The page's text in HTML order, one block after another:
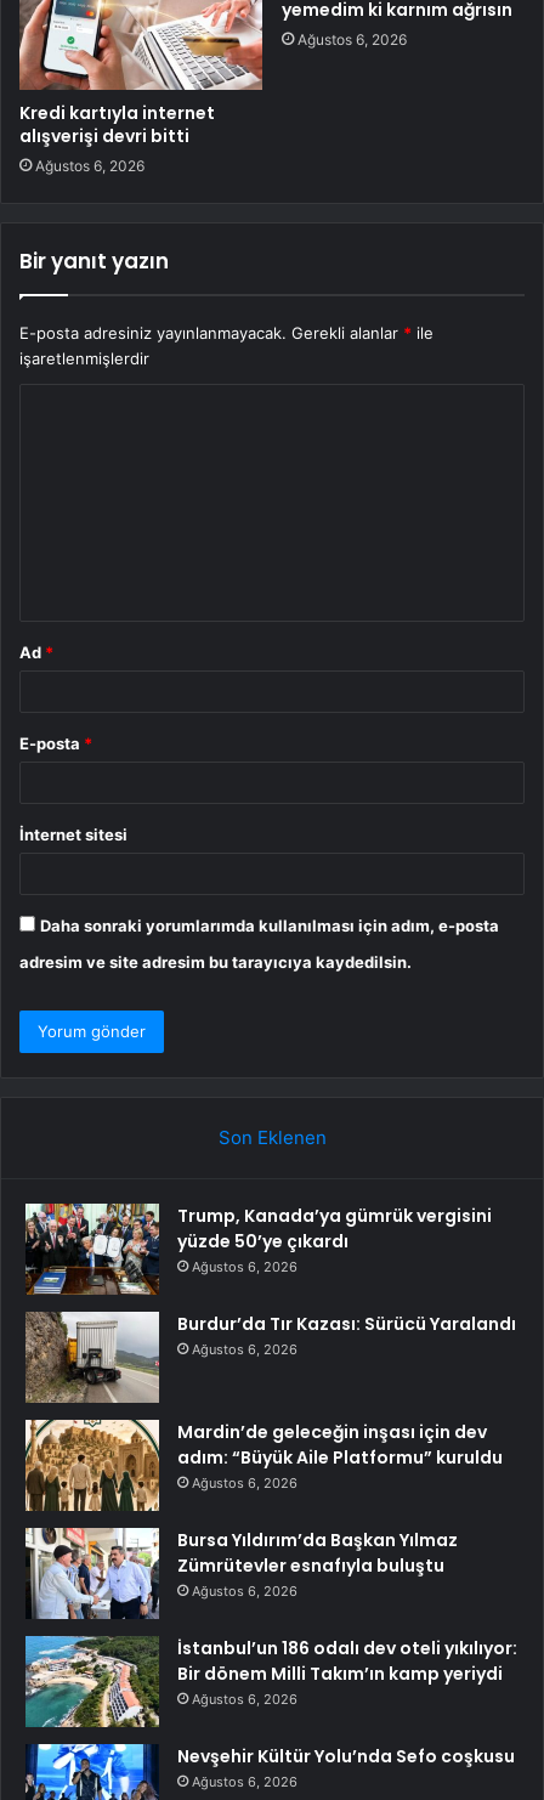
Kredi kartıyla internet
alışverişi devri bitti
Ağustos 6, 2026
yemedim ki karnım ağrısın
Ağustos 6, 2026
Bir yanıt yazın
E-posta adresiniz yayınlanmayacak. Gerekli alanlar * ile
işaretlenmişlerdir
Ad *
E-posta *
İnternet sitesi
Daha sonraki yorumlarımda kullanılması için adım, e-posta
adresim ve site adresim bu tarayıcıya kaydedilsin.
Son Eklenen
Trump, Kanada’ya gümrük vergisini
yüzde 50’ye çıkardı
Ağustos 6, 2026
Burdur’da Tır Kazası: Sürücü Yaralandı
Ağustos 6, 2026
Mardin’de geleceğin inşası için dev
adım: “Büyük Aile Platformu” kuruldu
Ağustos 6, 2026
Bursa Yıldırım’da Başkan Yılmaz
Zümrütevler esnafıyla buluştu
Ağustos 6, 2026
İstanbul’un 186 odalı dev oteli yıkılıyor:
Bir dönem Milli Takım’ın kamp yeriydi
Ağustos 6, 2026
Nevşehir Kültür Yolu’nda Sefo coşkusu
Ağustos 6, 2026